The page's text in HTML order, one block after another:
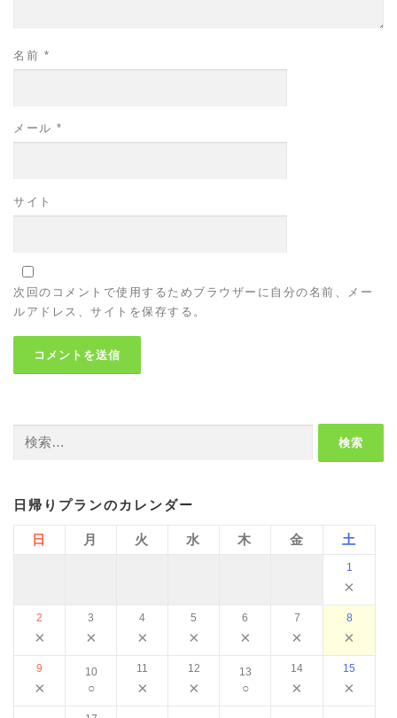
名前 *
メール *
サイト
次回のコメントで使用するためブラウザーに自分の名前、メー
ルアドレス、サイトを保存する。
日帰りプランのカレンダー
日 月 火 水 木 金 土
1
×
2
×
3
×
4
×
5
×
6
×
7
×
8
×
9
×
10
○
11
×
12
×
13
○
14
×
15
×